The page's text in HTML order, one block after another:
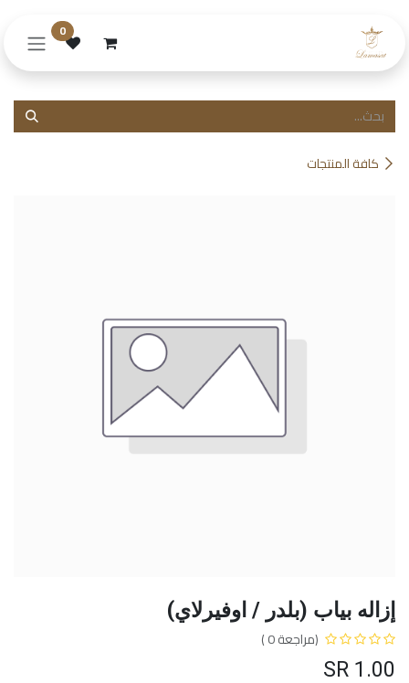
0
كافة المنتجات
إزاله بياب (بلدر / اوفيرلاي)
(مراجعة 0 )
1.00